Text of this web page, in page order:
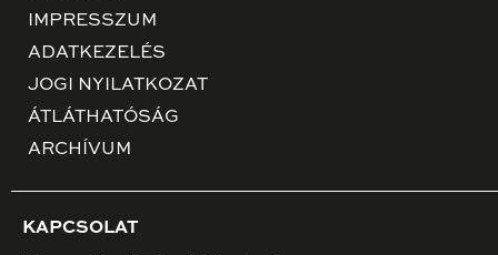
IMPRESSZUM
ADATKEZELÉS
JOGI NYILATKOZAT
ÁTLÁTHATÓSÁG
ARCHÍVUM
KAPCSOLAT